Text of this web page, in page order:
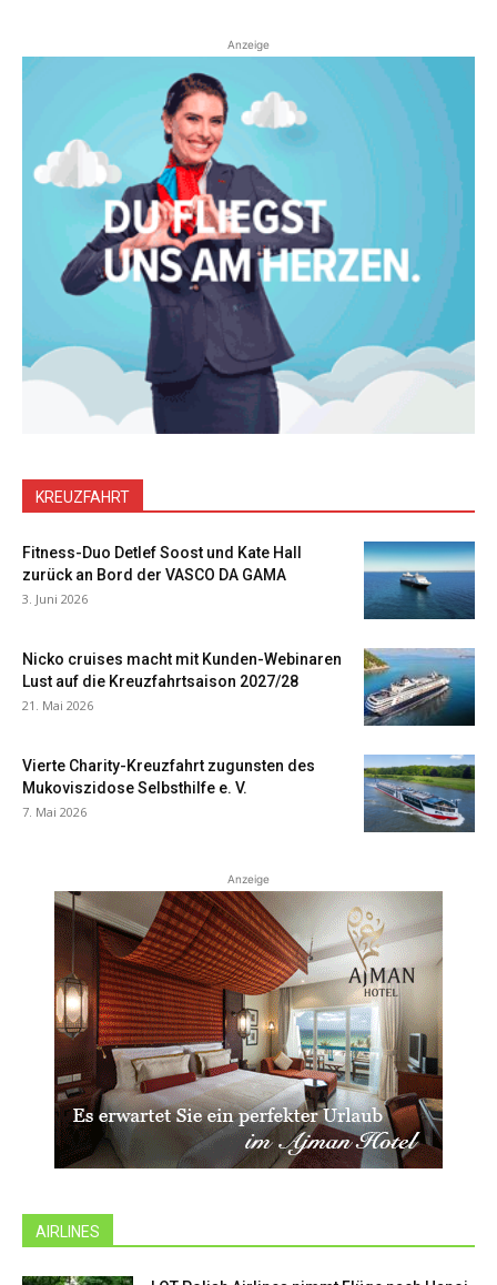
Anzeige
KREUZFAHRT
Fitness-Duo Detlef Soost und Kate Hall
zurück an Bord der VASCO DA GAMA
3. Juni 2026
Nicko cruises macht mit Kunden-Webinaren
Lust auf die Kreuzfahrtsaison 2027/28
21. Mai 2026
Vierte Charity-Kreuzfahrt zugunsten des
Mukoviszidose Selbsthilfe e. V.
7. Mai 2026
Anzeige
AIRLINES